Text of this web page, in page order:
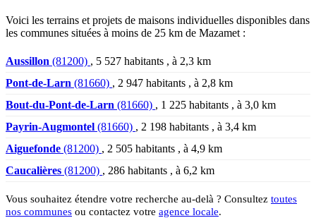
Voici les terrains et projets de maisons individuelles disponibles dans
les communes situées à moins de 25 km de Mazamet :
Aussillon (81200) , 5 527 habitants , à 2,3 km
Pont-de-Larn (81660) , 2 947 habitants , à 2,8 km
Bout-du-Pont-de-Larn (81660) , 1 225 habitants , à 3,0 km
Payrin-Augmontel (81660) , 2 198 habitants , à 3,4 km
Aiguefonde (81200) , 2 505 habitants , à 4,9 km
Caucalières (81200) , 286 habitants , à 6,2 km
Vous souhaitez étendre votre recherche au-delà ? Consultez toutes
nos communes ou contactez votre agence locale.